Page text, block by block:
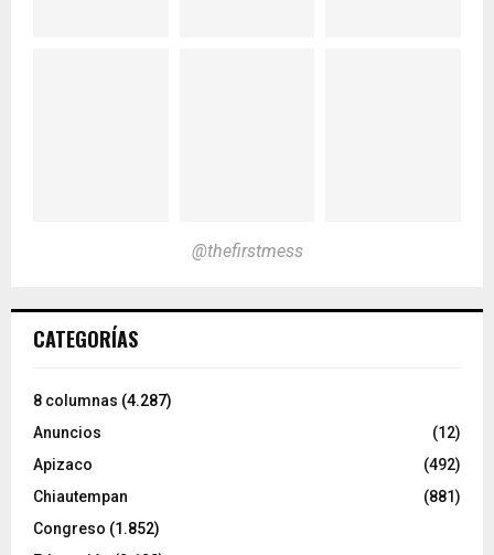
@thefirstmess
CATEGORÍAS
8 columnas (4.287)
Anuncios
(12)
Apizaco
(492)
Chiautempan
(881)
Congreso (1.852)